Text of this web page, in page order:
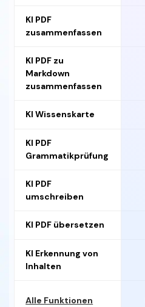
KI PDF
zusammenfassen
KI PDF zu
Markdown
zusammenfassen
KI Wissenskarte
KI PDF
Grammatikprüfung
KI PDF
umschreiben
KI PDF übersetzen
KI Erkennung von
Inhalten
Alle Funktionen